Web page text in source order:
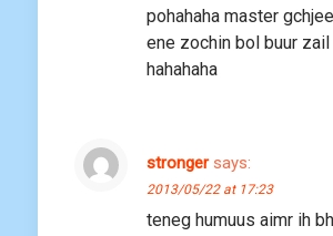
pohahaha master
ene zochin bol buur
hahahaha
stronger says:
2013/05/22 at 17:23
teneg humuus aimr ih